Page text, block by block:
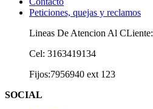
Peticiones, quejas y reclamos
Lineas De Atencion Al CLiente:
Cel: 3163419134
Fijos:7956940 ext 123
SOCIAL